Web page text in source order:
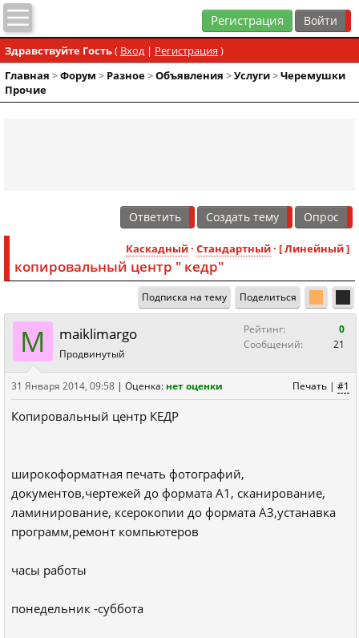
Регистрация
Здравствуйте Гость( Вход| Регистрация )
Главная >Форум > Разное>Объявления >Услуги>Черемушки
Прочие
Ответить Создать тему Опрос
Каскадный· Стандартный· [ Линейный ]
копировальный центр " кедр"
Подписка на тему Поделиться
M maiklimargo
Продвинутый
Рейтинг:
0
Сообщений:
21
Печать | #1
31 Января 2014, 09:58 | Оценка: нет оценки
Копировальный центр КЕДР
широкоформатная печать фотографий,
документов,чертежей до формата А1, сканирование,
ламинирование, ксерокопии до формата А3,устанавка
программ,ремонт компьютеров
часы работы
понедельник -суббота